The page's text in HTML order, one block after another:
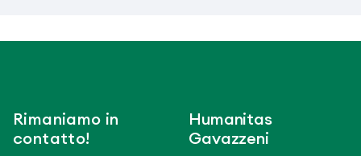
Rimaniamo in
contatto!
Humanitas
Gavazzeni